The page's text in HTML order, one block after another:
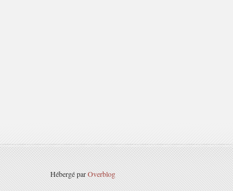
Hébergé parOverblog